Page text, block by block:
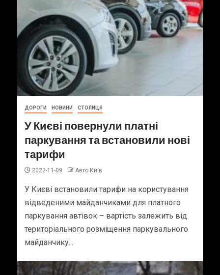
ДОРОГИ НОВИНИ СТОЛИЦЯ
У Києві повернули платні
паркування та встановили нові
тарифи
2022-11-09 Авто Київ
У Києві встановили тарифи на користування
відведеними майданчиками для платного
паркування автівок – вартість залежить від
територіального розміщення паркувального
майданчику...